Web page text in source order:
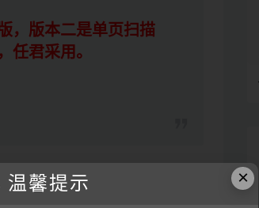
，版本二是单页扫描
任君采用。
×
温馨提示